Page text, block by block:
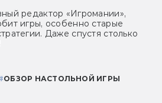
редактор «Игромании»,
игры, особенно старые
Даже спустя столько
ОБЗОР НАСТОЛЬНОЙ ИГРЫ